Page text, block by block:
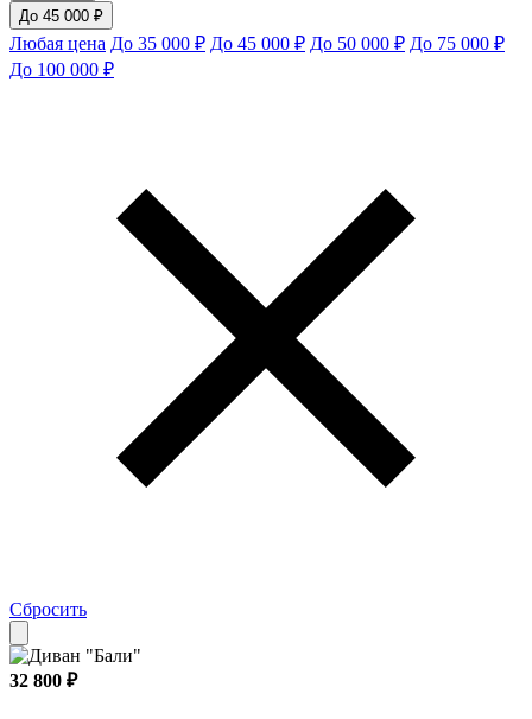
До 45 000 ₽
Любая цена До 35 000 ₽ До 45 000 ₽ До 50 000 ₽ До 75 000 ₽
До 100 000 ₽
Сбросить
32 800 ₽